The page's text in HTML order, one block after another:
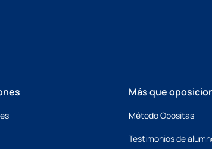
Más que
Método Opositas
Testimonios de